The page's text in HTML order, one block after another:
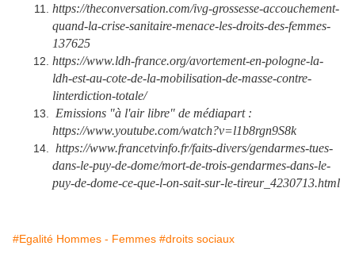
https://theconversation.com/ivg-grossesse-accouchement-
quand-la-crise-sanitaire-menace-les-droits-des-femmes-
137625
https://www.ldh-france.org/avortement-en-pologne-la-
ldh-est-au-cote-de-la-mobilisation-de-masse-contre-
linterdiction-totale/
Emissions "à l'air libre" de médiapart :
https://www.youtube.com/watch?v=l1b8rgn9S8k
https://www.francetvinfo.fr/faits-divers/gendarmes-tues-
dans-le-puy-de-dome/mort-de-trois-gendarmes-dans-le-
puy-de-dome-ce-que-l-on-sait-sur-le-tireur_4230713.html
#Egalité Hommes - Femmes #droits sociaux